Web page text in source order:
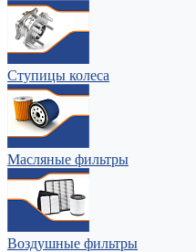
Ступицы колеса
Масляные фильтры
Воздушные фильтры